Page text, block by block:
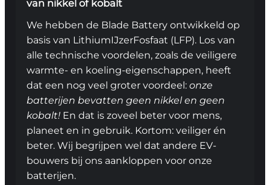
van nikkel of kobalt
We hebben de Blade Battery ontwikkeld op
basis van LithiumIJzerFosfaat (LFP). Los van
alle technische voordelen, zoals de veiligere
warmte- en koeling-eigenschappen, heeft
dat een nog veel groter voordeel:onze
batterijen bevatten geen nikkel en geen
kobalt!En dat is zoveel beter voor mens,
planeet en in gebruik. Kortom: veiliger én
beter. Wij begrijpen wel dat andere EV-
bouwers bij ons aankloppen voor onze
batterijen.